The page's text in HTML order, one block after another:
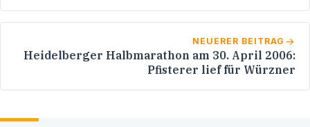
NEUERER BEITRAG
Heidelberger Halbmarathon am 30. April 2006:
Pfisterer lief für Würzner